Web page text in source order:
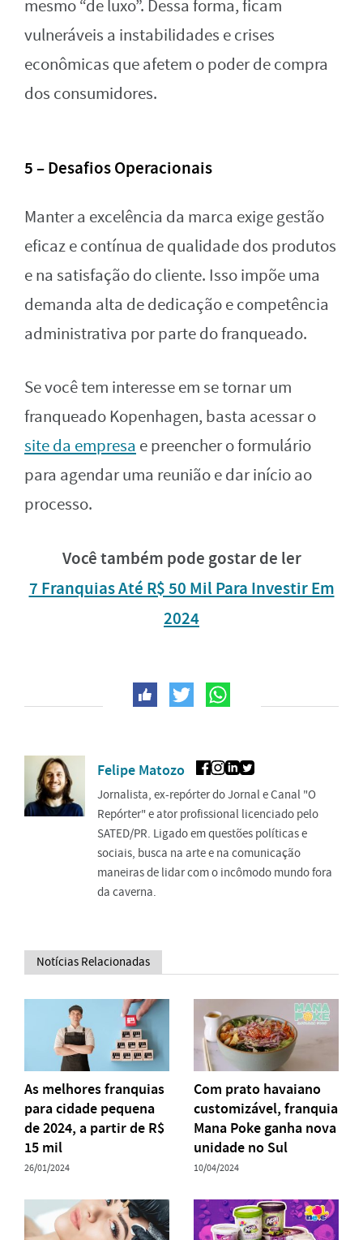
mesmo “de luxo”. Dessa forma, ficam
vulneráveis a instabilidades e crises
econômicas que afetem o poder de compra
dos consumidores.
5 – Desafios Operacionais
Manter a excelência da marca exige gestão
eficaz e contínua de qualidade dos produtos
e na satisfação do cliente. Isso impõe uma
demanda alta de dedicação e competência
administrativa por parte do franqueado.
Se você tem interesse em se tornar um
franqueado Kopenhagen, basta acessar o
site da empresa e preencher o formulário
para agendar uma reunião e dar início ao
processo.
Você também pode gostar de ler
7 Franquias Até R$ 50 Mil Para Investir Em
2024
Felipe Matozo
Jornalista, ex-repórter do Jornal e Canal "O
Repórter" e ator profissional licenciado pelo
SATED/PR. Ligado em questões políticas e
sociais, busca na arte e na comunicação
maneiras de lidar com o incômodo mundo fora
da caverna.
Notícias Relacionadas
As melhores franquias
para cidade pequena
de 2024, a partir de R$
15 mil
26/01/2024
Com prato havaiano
customizável, franquia
Mana Poke ganha nova
unidade no Sul
10/04/2024